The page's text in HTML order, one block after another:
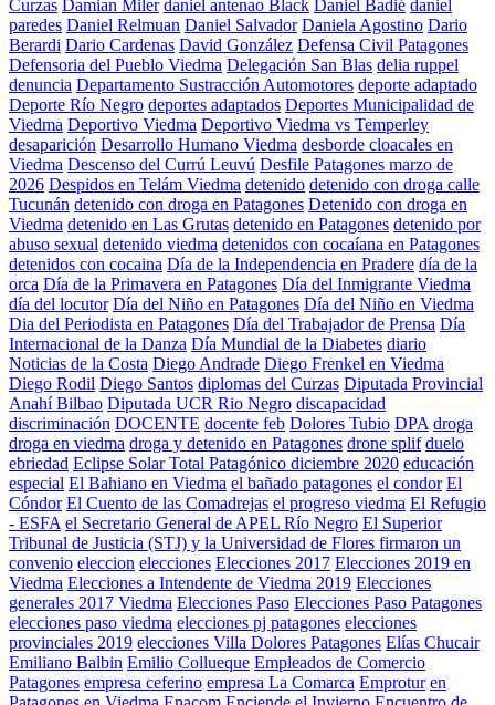
Curzas Damian Miler daniel antenao Black Daniel Badié daniel
paredes Daniel Relmuan Daniel Salvador Daniela Agostino Dario
Berardi Dario Cardenas David González Defensa Civil Patagones
Defensoria del Pueblo Viedma Delegación San Blas delia ruppel
denuncia Departamento Sustracción Automotores deporte adaptado
Deporte Río Negro deportes adaptados Deportes Municipalidad de
Viedma Deportivo Viedma Deportivo Viedma vs Temperley
desaparición Desarrollo Humano Viedma desborde cloacales en
Viedma Descenso del Currú Leuvú Desfile Patagones marzo de
2026 Despidos en Telám Viedma detenido detenido con droga calle
Tucunán detenido con droga en Patagones Detenido con droga en
Viedma detenido en Las Grutas detenido en Patagones detenido por
abuso sexual detenido viedma detenidos con cocaíana en Patagones
detenidos con cocaina Día de la Independencia en Pradere día de la
orca Día de la Primavera en Patagones Día del Inmigrante Viedma
día del locutor Día del Niño en Patagones Día del Niño en Viedma
Dia del Periodista en Patagones Día del Trabajador de Prensa Día
Internacional de la Danza Día Mundial de la Diabetes diario
Noticias de la Costa Diego Andrade Diego Frenkel en Viedma
Diego Rodil Diego Santos diplomas del Curzas Diputada Provincial
Anahí Bilbao Diputada UCR Rio Negro discapacidad
discriminación DOCENTE docente feb Dolores Tubio DPA droga
droga en viedma droga y detenido en Patagones drone splif duelo
ebriedad Eclipse Solar Total Patagónico diciembre 2020 educación
especial El Bahiano en Viedma el bañado patagones el condor El
Cóndor El Cuento de las Comadrejas el progreso viedma El Refugio
- ESFA el Secretario General de APEL Río Negro El Superior
Tribunal de Justicia (STJ) y la Universidad de Flores firmaron un
convenio eleccion elecciones Elecciones 2017 Elecciones 2019 en
Viedma Elecciones a Intendente de Viedma 2019 Elecciones
generales 2017 Viedma Elecciones Paso Elecciones Paso Patagones
elecciones paso viedma elecciones pj patagones elecciones
provinciales 2019 elecciones Villa Dolores Patagones Elías Chucair
Emiliano Balbin Emilio Collueque Empleados de Comercio
Patagones empresa ceferino empresa La Comarca Emprotur en